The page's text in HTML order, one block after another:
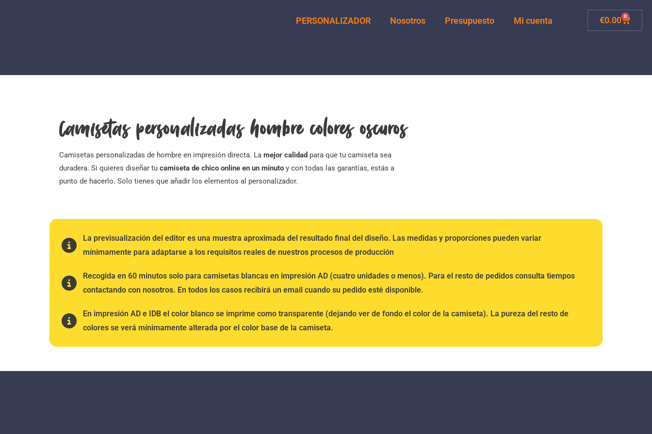
PERSONALIZADOR Nosotros Presupuesto Mi cuenta €0.00 0
Carrito
Camisetas personalizadas hombre colores oscuros
Camisetas personalizadas de hombre en impresión directa. La mejor calidad para que tu camiseta sea
duradera. Si quieres diseñar tu camiseta de chico online en un minuto y con todas las garantías, estás a
punto de hacerlo. Solo tienes que añadir los elementos al personalizador.
La previsualización del editor es una muestra aproximada del resultado final del diseño. Las medidas y proporciones pueden variar
mínimamente para adaptarse a los requisitos reales de nuestros procesos de producción
Recogida en 60 minutos solo para camisetas blancas en impresión AD (cuatro unidades o menos). Para el resto de pedidos consulta tiempos
contactando con nosotros. En todos los casos recibirá un email cuando su pedido esté disponible.
En impresión AD e IDB el color blanco se imprime como transparente (dejando ver de fondo el color de la camiseta). La pureza del resto de
colores se verá mínimamente alterada por el color base de la camiseta.